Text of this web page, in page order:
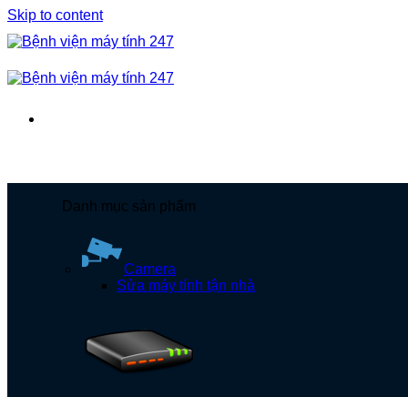
Skip to content
Danh mục sản phẩm
Camera
Sửa máy tính tận nhà